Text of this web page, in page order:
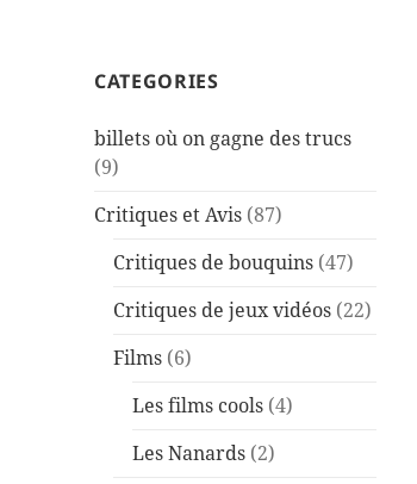
CATEGORIES
billets où on gagne des trucs
(9)
Critiques et Avis (87)
Critiques de bouquins (47)
Critiques de jeux vidéos (22)
Films (6)
Les films cools (4)
Les Nanards (2)